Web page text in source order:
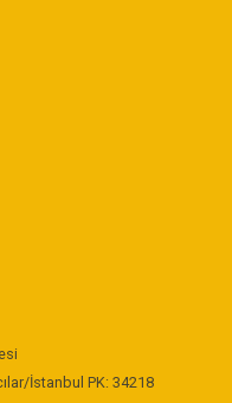
İstanbul PK: 34218